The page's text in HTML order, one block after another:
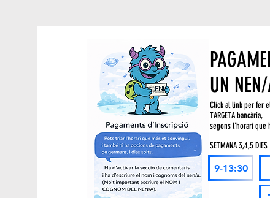
UN
Click al link per fer
TARGETA bancària,
segons l'horari que
SETMANA 3,4,5 DIES
9-13:30